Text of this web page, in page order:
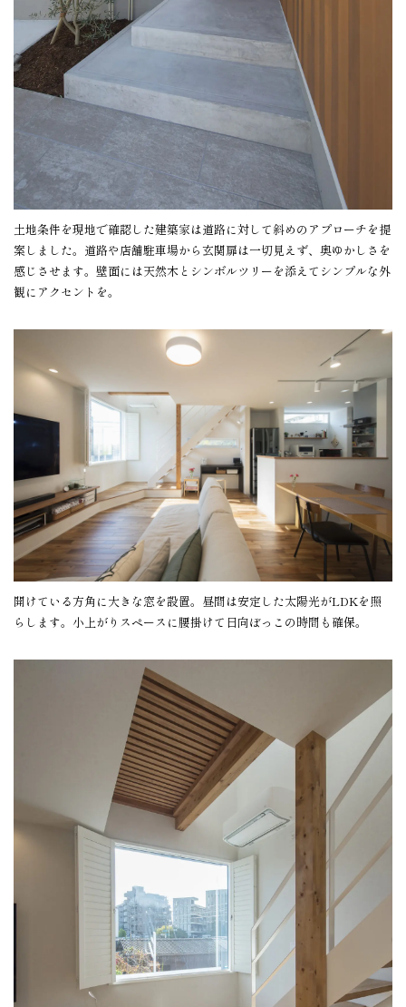
土地条件を現地で確認した建築家は道路に対して斜めのアプローチを提
案しました。道路や店舗駐車場から玄関扉は一切見えず、奥ゆかしさを
感じさせます。壁面には天然木とシンボルツリーを添えてシンプルな外
観にアクセントを。
開けている方角に大きな窓を設置。昼間は安定した太陽光がLDKを照
らします。小上がりスペースに腰掛けて日向ぼっこの時間も確保。